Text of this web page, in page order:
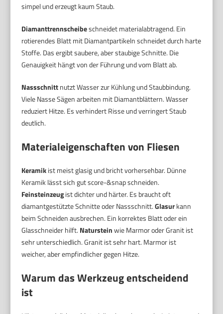
simpel und erzeugt kaum Staub.
Diamanttrennscheibeschneidet materialabtragend. Ein
rotierendes Blatt mit Diamantpartikeln schneidet durch harte
Stoffe. Das ergibt saubere, aber staubige Schnitte. Die
Genauigkeit hängt von der Führung und vom Blatt ab.
Nassschnittnutzt Wasser zur Kühlung und Staubbindung.
Viele Nasse Sägen arbeiten mit Diamantblättern. Wasser
reduziert Hitze. Es verhindert Risse und verringert Staub
deutlich.
Materialeigenschaften von Fliesen
Keramikist meist glasig und bricht vorhersehbar. Dünne
Keramik lässt sich gut score-&snap schneiden.
Feinsteinzeugist dichter und härter. Es braucht oft
diamantgestützte Schnitte oder Nassschnitt.Glasurkann
beim Schneiden ausbrechen. Ein korrektes Blatt oder ein
Glasschneider hilft. Natursteinwie Marmor oder Granit ist
sehr unterschiedlich. Granit ist sehr hart. Marmor ist
weicher, aber empfindlicher gegen Hitze.
Warum das Werkzeug entscheidend
ist